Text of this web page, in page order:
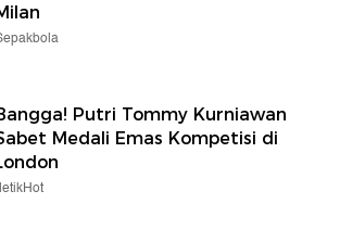
Putri Tommy Kurniawan
Medali Emas Kompetisi di